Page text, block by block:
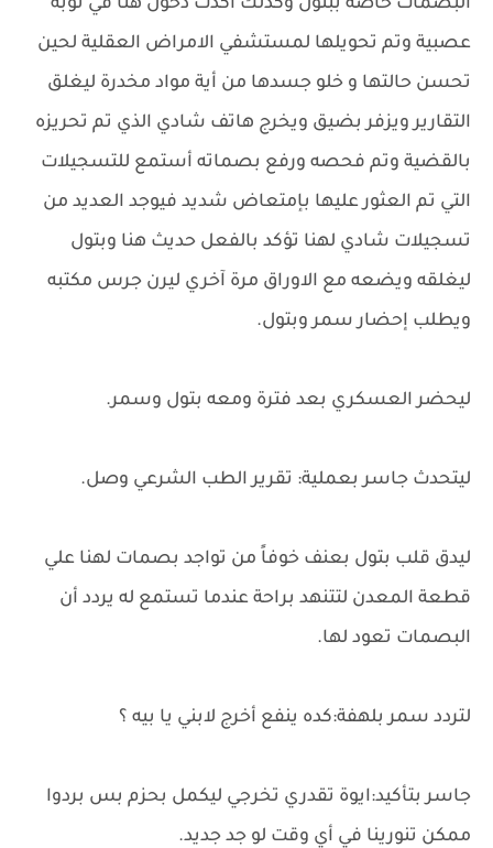
البصمات خاصة ببتول وكذلك أكدت دخول هنا في نوبة
عصبية وتم تحويلها لمستشفي الامراض العقلية لحين
تحسن حالتها و خلو جسدها من أية مواد مخدرة ليغلق
التقارير ويزفر بضيق ويخرج هاتف شادي الذي تم تحريزه
بالقضية وتم فحصه ورفع بصماته أستمع للتسجيلات
التي تم العثور عليها بإمتعاض شديد فيوجد العديد من
تسجيلات شادي لهنا تؤكد بالفعل حديث هنا وبتول
ليغلقه ويضعه مع الاوراق مرة آخري ليرن جرس مكتبه
ويطلب إحضار سمر وبتول.
ليحضر العسكري بعد فترة ومعه بتول وسمر.
ليتحدث جاسر بعملية: تقرير الطب الشرعي وصل.
ليدق قلب بتول بعنف خوفاً من تواجد بصمات لهنا علي
قطعة المعدن لتتنهد براحة عندما تستمع له يردد أن
البصمات تعود لها.
لتردد سمر بلهفة:كده ينفع أخرج لابني يا بيه ؟
جاسر بتأكيد:ايوة تقدري تخرجي ليكمل بحزم بس بردوا
ممكن تنورينا في أي وقت لو جد جديد.